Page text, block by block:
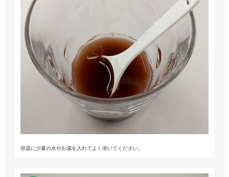
容器に少量の水やお湯を入れてよく溶いてください。